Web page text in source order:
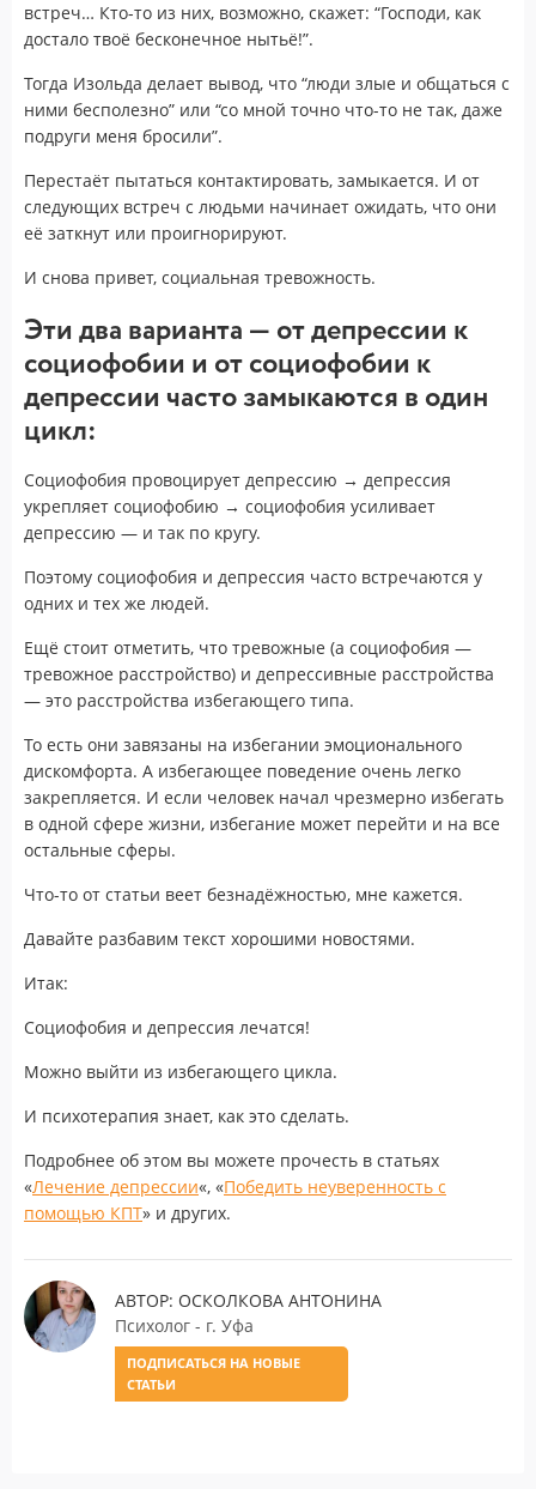
встреч… Кто-то из них, возможно, скажет: “Господи, как
достало твоё бесконечное нытьё!”.
Тогда Изольда делает вывод, что “люди злые и общаться с
ними бесполезно” или “со мной точно что-то не так, даже
подруги меня бросили”.
Перестаёт пытаться контактировать, замыкается. И от
следующих встреч с людьми начинает ожидать, что они
её заткнут или проигнорируют.
И снова привет, социальная тревожность.
Эти два варианта — от депрессии к
социофобии и от социофобии к
депрессии часто замыкаются в один
цикл:
Социофобия провоцирует депрессию → депрессия
укрепляет социофобию → социофобия усиливает
депрессию — и так по кругу.
Поэтому социофобия и депрессия часто встречаются у
одних и тех же людей.
Ещё стоит отметить, что тревожные (а социофобия —
тревожное расстройство) и депрессивные расстройства
— это расстройства избегающего типа.
То есть они завязаны на избегании эмоционального
дискомфорта. А избегающее поведение очень легко
закрепляется. И если человек начал чрезмерно избегать
в одной сфере жизни, избегание может перейти и на все
остальные сферы.
Что-то от статьи веет безнадёжностью, мне кажется.
Давайте разбавим текст хорошими новостями.
Итак:
Социофобия и депрессия лечатся!
Можно выйти из избегающего цикла.
И психотерапия знает, как это сделать.
Подробнее об этом вы можете прочесть в статьях
«Лечение депрессии«, «Победить неуверенность с
помощью КПТ» и других.
АВТОР: ОСКОЛКОВА АНТОНИНА
Психолог - г. Уфа
ПОДПИСАТЬСЯ НА НОВЫЕ
СТАТЬИ